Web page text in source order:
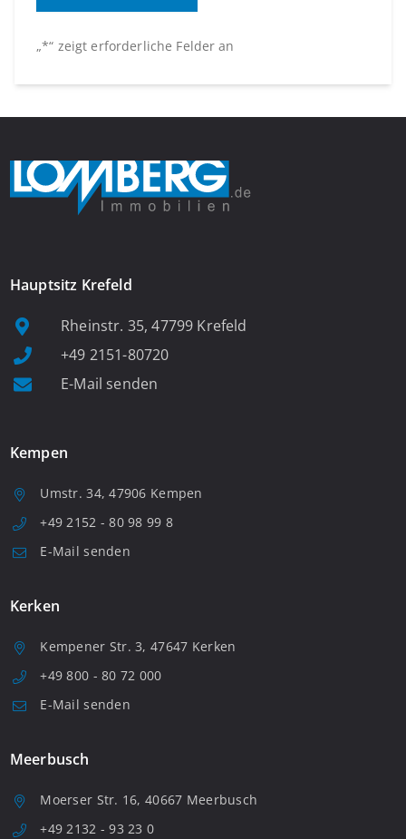
„*“ zeigt erforderliche Felder an
Hauptsitz Krefeld
Rheinstr. 35, 47799 Krefeld
+49 2151-80720
E-Mail senden
Kempen
Umstr. 34, 47906 Kempen
+49 2152 - 80 98 99 8
E-Mail senden
Kerken
Kempener Str. 3, 47647 Kerken
+49 800 - 80 72 000
E-Mail senden
Meerbusch
Moerser Str. 16, 40667 Meerbusch
+49 2132 - 93 23 0